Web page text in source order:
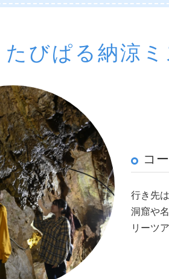
たびぱる納涼
コ
行き先
洞窟や
リーツ